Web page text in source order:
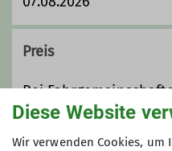
Preis
Bei
Maximale
Diese Website
Wir verwenden Cookies, um